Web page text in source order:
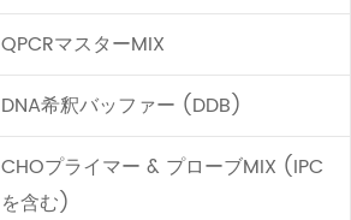
QPCRマスターMIX
DNA希釈バッファー (DDB)
CHOプライマー & プローブMIX (IPC
を含む)